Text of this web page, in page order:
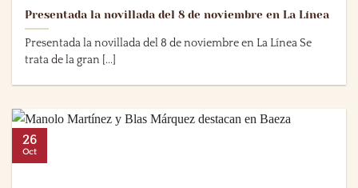
Presentada la novillada del 8 de noviembre en La Línea
Presentada la novillada del 8 de noviembre en La Línea Se
trata de la gran [...]
26
Oct